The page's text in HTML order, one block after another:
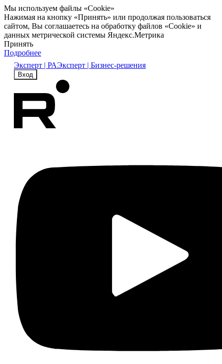
Мы используем файлы «Cookie»
Нажимая на кнопку «Принять» или продолжая пользоваться
сайтом, Вы соглашаетесь на обработку файлов «Cookie» и
данных метрической системы Яндекс.Метрика
Принять
Подробнее
Эксперт | РАЭксперт | Бизнес-решения
Вход